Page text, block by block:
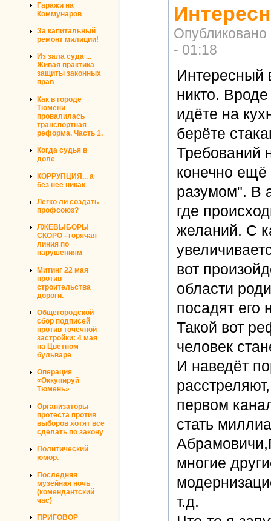
Гаражи на
Коммунаров
За капитальный
ремонт милиции!
Из зала суда ...
Живая практика
защиты законных
прав
Как в городе
Тюмени
провалилась
транспортная
реформа. Часть 1.
Когда судья в
доле
КОРРУПЦИЯ... а
без нее никак
Легко ли создать
профсоюз?
ЛЖЕВЫБОРЫ
СКОРО - горячая
линия по
нарушениям
Митинг 22 мая
против
строительства
дороги.
Общегородской
сбор подписей
против точечной
застройки: 4 мая
на Цветном
бульваре
Операция
«Оккупируй
Тюмень»
Организаторы
протеста против
выборов хотят все
сделать по закону
Политический
юмор.
Последняя
музейная ночь
(комендантский
час)
ПРИГОВОР
- 01:18
Интересный
никто.
идёте на
берёте
Требований
конечно ещё
разумом". В
где
желаний. С
вот
области
посадят его
Такой вот
человек
И наведёт
первом
стать
многие
т.д.